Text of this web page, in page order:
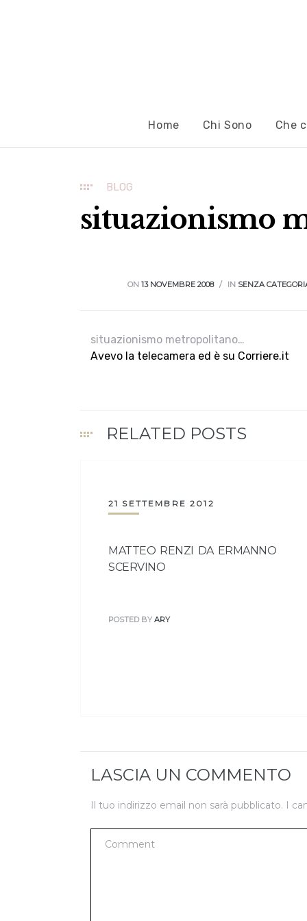
Home Chi Sono Che
BLOG
situazionismo
ON13 NOVEMBRE 2008 IN SENZA
situazionismo metropolitano…
Avevo la telecamera ed è su Corriere.it
RELATED POSTS
21 SETTEMBRE 2012
MATTEO RENZI DA ERMANNO
SCERVINO
POSTED BY ARY
LASCIA UN COMMENTO
Il tuo indirizzo email non sarà pubblicato. I